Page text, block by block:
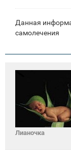
Данная
самолечения
Лианочка